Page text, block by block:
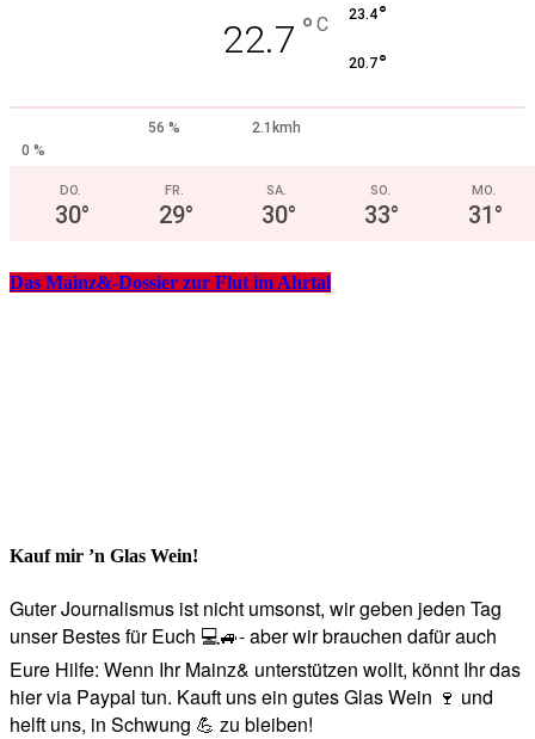
22.7 ° C 23.4°
20.7°
56 %
2.1kmh
0 %
DO.
30°
FR.
29°
SA.
30°
SO.
33°
MO.
31°
Das Mainz&-Dossier zur Flut im Ahrtal
Kauf mir ’n Glas Wein!
Guter Journalismus ist nicht umsonst, wir geben jeden Tag
unser Bestes für Euch 💻🚙- aber wir brauchen dafür auch
Eure Hilfe: Wenn Ihr Mainz& unterstützen wollt, könnt Ihr das
hier via Paypal tun. Kauft uns ein gutes Glas Wein 🍷 und
helft uns, in Schwung 💪 zu bleiben!